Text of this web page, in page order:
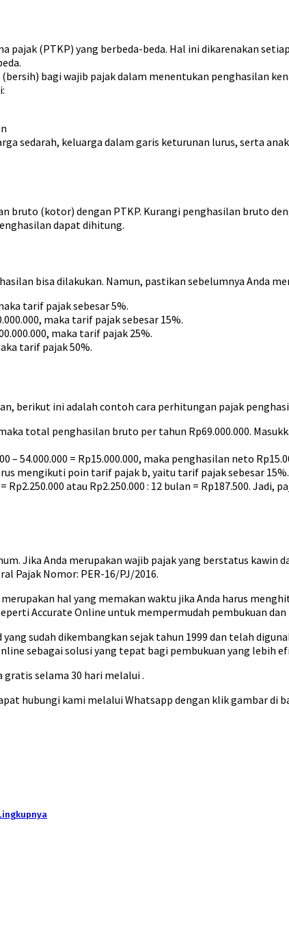
(PTKP) yang berbeda-beda. Hal ini dikarenakan
bagi wajib pajak dalam menentukan penghasilan
sedarah, keluarga dalam garis keturunan lurus, serta
bruto (kotor) dengan PTKP. Kurangi penghasilan bruto
dapat dihitung.
bisa dilakukan. Namun, pastikan sebelumnya Anda
tarif pajak sebesar 5%.
maka tarif pajak sebesar 15%.
maka tarif pajak 25%.
tarif pajak 50%.
berikut ini adalah contoh cara perhitungan pajak
total penghasilan bruto per tahun Rp69.000.000.
54.000.000 = Rp15.000.000, maka penghasilan neto
mengikuti poin tarif pajak b, yaitu tarif pajak sebesar 15%.
Rp2.250.000 atau Rp2.250.000 : 12 bulan = Rp187.500.
Jika Anda merupakan wajib pajak yang berstatus kawin
Pajak Nomor: PER-16/PJ/2016.
hal yang memakan waktu jika Anda harus
Accurate Online untuk mempermudah pembukuan
sudah dikembangkan sejak tahun 1999 dan telah
sebagai solusi yang tepat bagi pembukuan yang lebih
gratis selama 30 hari melalui.
hubungi kami melalui Whatsapp dengan klik gambar di